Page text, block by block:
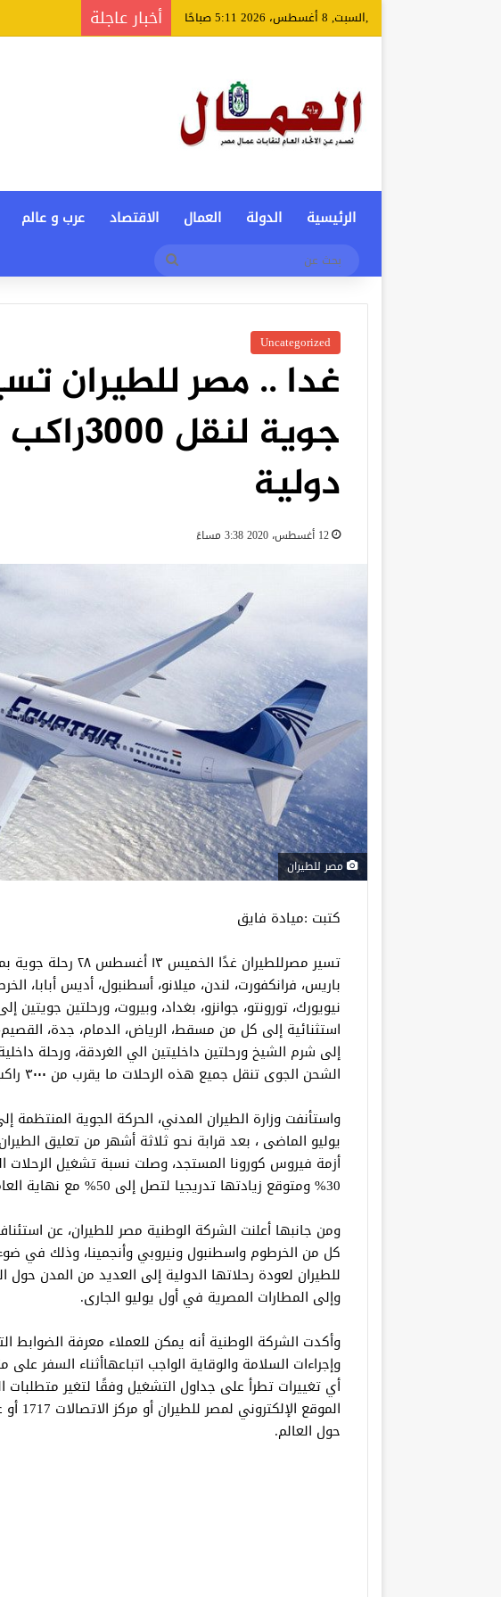
,السبت, 8 أغسطس، 2026 5:11 صباحًا أخبار عاجلة
الرئيسية الدولة العمال الاقتصاد عرب و عالم
Uncategorized
جوية
دولية
12 أغسطس، 2020 3:38 مساءً
مصر للطيران
كتبت :ميادة فايق
تسير مصرللطيران غدًا
باريس، فرانكفورت، لندن، ميلانو، أسطنبول، أديس أبابا،
نيويورك، تورونتو، جوانزو، بغداد، وبيروت، ورحلتين
استثنائية إلى كل من مسقط، الرياض، الدمام، جدة،
إلى شرم الشيخ ورحلتين داخليتين الي الغردقة، ورحلة
الشحن الجوى تنقل جميع هذه الرحلات ما يقرب من ٣٠٠٠ راكب.
واستأنفت وزارة الطيران المدني، الحركة الجوية المنتظمة
يوليو الماضى ، بعد قرابة نحو ثلاثة أشهر من تعليق
أزمة فيروس كورونا المستجد، وصلت نسبة تشغيل الرحلات
30% ومتوقع زيادتها تدريجيا لتصل إلى 50% مع نهاية العام الجاري.
ومن جانبها أعلنت الشركة الوطنية مصر للطيران، عن
كل من الخرطوم واسطنبول ونيروبي وأنجمينا، وذلك في
للطيران لعودة رحلاتها الدولية إلى العديد من المدن حول
وإلى المطارات المصرية في أول يوليو الجارى.
وأكدت الشركة الوطنية أنه يمكن للعملاء معرفة الضوابط
وإجراءات السلامة والوقاية الواجب اتباعهاأثناء السفر
أي تغييرات تطرأ على جداول التشغيل وفقًا لتغير متطلبات
حول العالم.